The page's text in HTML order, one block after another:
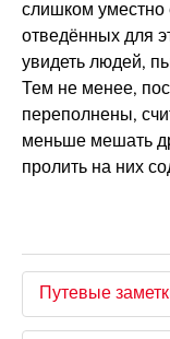
слишком уместно
отведённых для
увидеть людей,
Тем не менее,
переполнены,
меньше мешать
пролить на них
Путевые